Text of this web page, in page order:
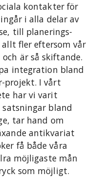
kontakter för
i alla delar av
till planerings-
fler eftersom vår
är så skiftande.
integration bland
projekt. I vårt
har vi varit
bland
tar hand om
antikvariat
få både våra
möjligaste mån
som möjligt.